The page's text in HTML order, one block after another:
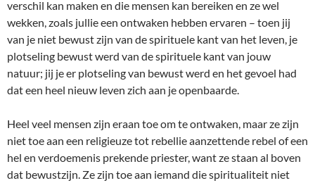
verschil kan maken en die mensen kan bereiken en ze wel
wekken, zoals jullie een ontwaken hebben ervaren – toen jij
van je niet bewust zijn van de spirituele kant van het leven, je
plotseling bewust werd van de spirituele kant van jouw
natuur; jij je er plotseling van bewust werd en het gevoel had
dat een heel nieuw leven zich aan je openbaarde.
Heel veel mensen zijn eraan toe om te ontwaken, maar ze zijn
niet toe aan een religieuze tot rebellie aanzettende rebel of een
hel en verdoemenis prekende priester, want ze staan al boven
dat bewustzijn. Ze zijn toe aan iemand die spiritualiteit niet